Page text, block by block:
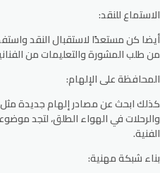
الاستماع للنقد:
أيضا كن مستعدًا لاستقبال النقد
من طلب المشورة والتعليمات من
المحافظة على الإلهام:
كذلك ابحث عن مصادر إلهام جديدة مثل
والرحلات في الهواء الطلق، لتجد
الفنية.
بناء شبكة مهنية: